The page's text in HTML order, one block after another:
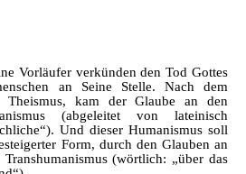
Vorläufer verkünden den Tod Gottes
an Seine Stelle. Nach dem
kam der Glaube an den
(abgeleitet von lateinisch
Und dieser Humanismus soll
Form, durch den Glauben an
(wörtlich: „über das